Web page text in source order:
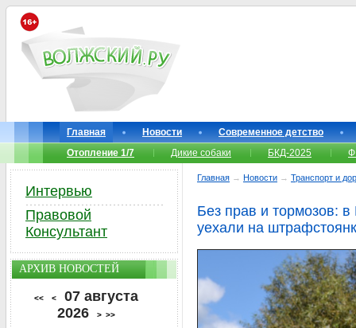
Главная Новости
Современное детство
Отопление 1/7
Дикие собаки БКД-2025
Главная → Новости → Транспорт и
Без прав и тормозов:
уехали на
Интервью
Правовой
Консультант
АРХИВ НОВОСТЕЙ
<< <
07 августа
2026
> >>